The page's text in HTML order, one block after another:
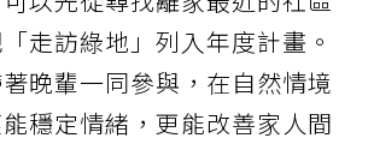
走訪綠地」列入年度計畫。
晚輩一同參與，在自然情境
穩定情緒，更能改善家人間